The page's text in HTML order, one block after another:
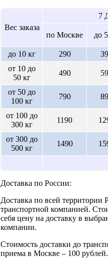
Вес заказа
7
по Москве до
до 10 кг
290
от 10 до
50 кг
490
от 50 до
100 кг
790
от 100 до
300 кг
1190
от 300 до
500 кг
1490
Доставка по России:
Доставка по всей территории
транспортной компанией.
себя цену на доставку в
компании.
Стоимость доставки до
приема в Москве – 100 рублей.